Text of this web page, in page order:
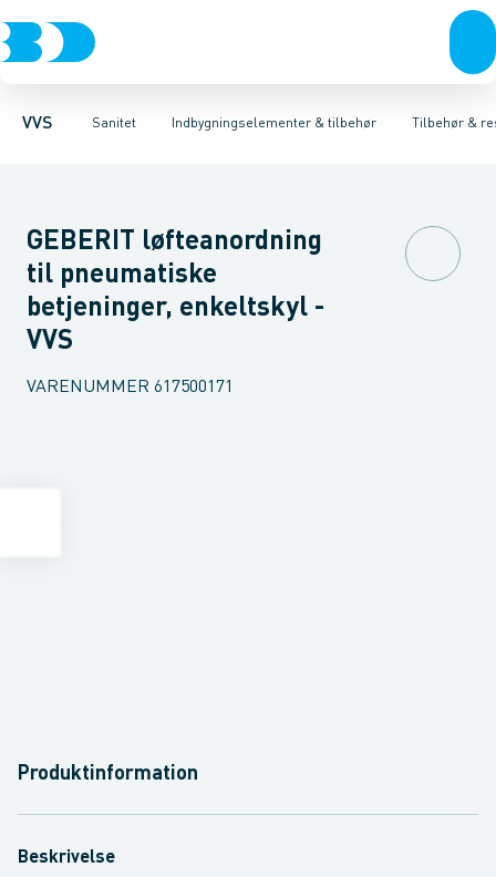
VVS Sanitet
Rør & fittingsPressfittings & rørKuglehaner & ventilerAfløb
Indbygningselementer & tilbehør
Toiletter, sæder og cisternerVaskeArmaturerBrusereTilbehør &
Høje Indbygnings elementerLave Indbygnings elementer
GEBERIT løfteanordning
til pneumatiske
betjeninger, enkeltskyl -
VVS
VARENUMMER 617500171
Produktinformation
Beskrivelse